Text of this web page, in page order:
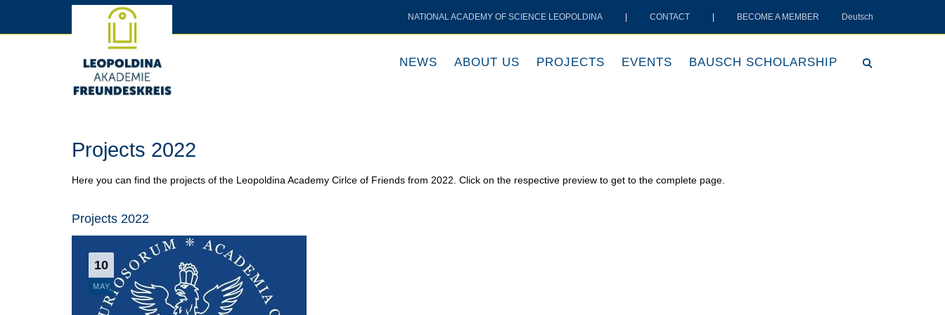
NATIONAL ACADEMY OF SCIENCE LEOPOLDINA CONTACT BECOME A MEMBER Deutsch
NEWS ABOUT US PROJECTS EVENTS BAUSCH SCHOLARSHIP
Projects 2022
Here you can find the projects of the Leopoldina Academy Cirlce of Friends from 2022. Click on the respective preview to get to the complete page.
Projects 2022
10
MAY